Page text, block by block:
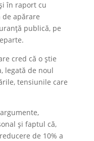
în raport cu
apărare
publică, pe
cred că o știe
legată de noul
tensiunile care
și faptul că,
de 10% a